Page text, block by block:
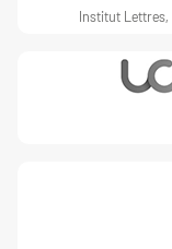
Institut Lettres,